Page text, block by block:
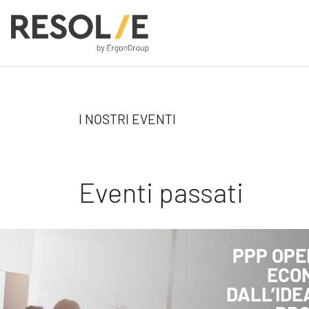
People
Performance Management
I NOSTRI EVENTI
Eventi passati
PPP